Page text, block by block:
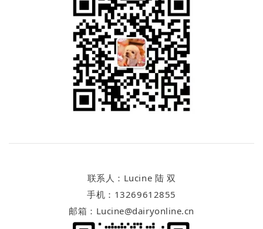
联系人：Lucine 陆 双
手机：13269612855
邮箱：Lucine@dairyonline.cn